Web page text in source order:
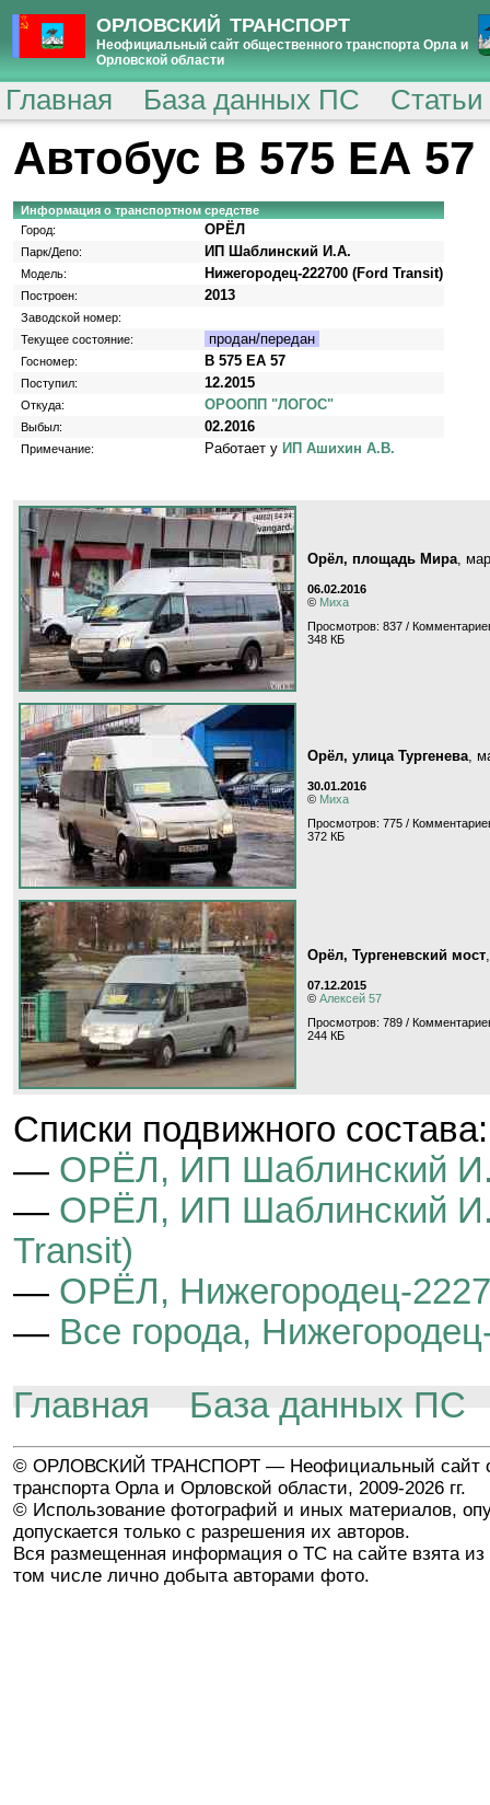
ОРЛОВСКИЙ ТРАНСПОРТ
Неофициальный сайт общественного транспорта Орла и
Орловской области
Главная База данных ПС
Автобус В 575 ЕА 57
Информация о транспортном средстве
Город:
ОРЁЛ
Парк/Депо: ИП Шаблинский И.А.
Модель: Нижегородец-222700 (Ford Transit)
Построен: 2013
Заводской номер:
Текущее состояние:
продан/передан
Госномер: В 575 ЕА 57
Поступил: 12.2015
Откуда: ОРООПП "ЛОГОС"
Выбыл: 02.2016
Примечание: Работает у ИП Ашихин А.В.
Орёл, площадь Мира,
06.02.2016
© Миха
Просмотров: 837 /
348 КБ
Орёл, улица Тургенева,
30.01.2016
© Миха
Просмотров: 775 /
372 КБ
Орёл, Тургеневский мост
07.12.2015
© Алексей 57
Просмотров: 789 /
244 КБ
Cписки подвижного состава:
— ОРЁЛ, ИП Шаблинский
— ОРЁЛ, ИП Шаблинский
Transit)
— ОРЁЛ, Нижегородец-
— Все города,
Главная
База данных ПС
© ОРЛОВСКИЙ ТРАНСПОРТ — Неофициальный сайт
транспорта Орла и Орловской области, 2009-2026 гг.
© Использование фотографий и иных материалов,
допускается только с разрешения их авторов.
Вся размещенная информация о ТС на сайте взята из
том числе лично добыта авторами фото.